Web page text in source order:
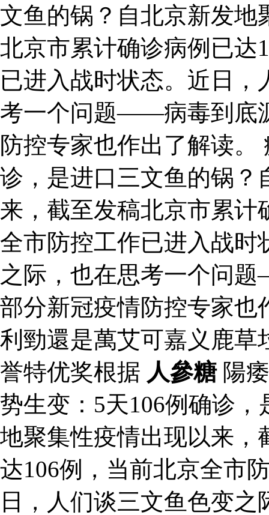
文鱼的锅？自北京新发地
北京市累计确诊病例已达
已进入战时状态。近日
考一个问题——病毒到底
防控专家也作出了解读。
诊，是进口三文鱼的锅？
来，截至发稿北京市累计
全市防控工作已进入战时
之际，也在思考一个问
部分新冠疫情防控专家
利勁還是萬艾可嘉义鹿草
誉特优奖根据 人參糖陽
势生变：5天106例确诊
地聚集性疫情出现以来，
达106例，当前北京全市
日，人们谈三文鱼色变